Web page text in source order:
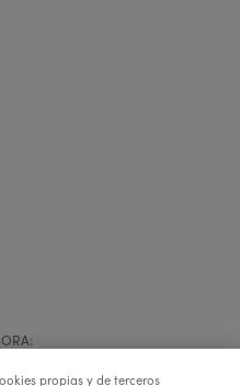
propias y de terceros